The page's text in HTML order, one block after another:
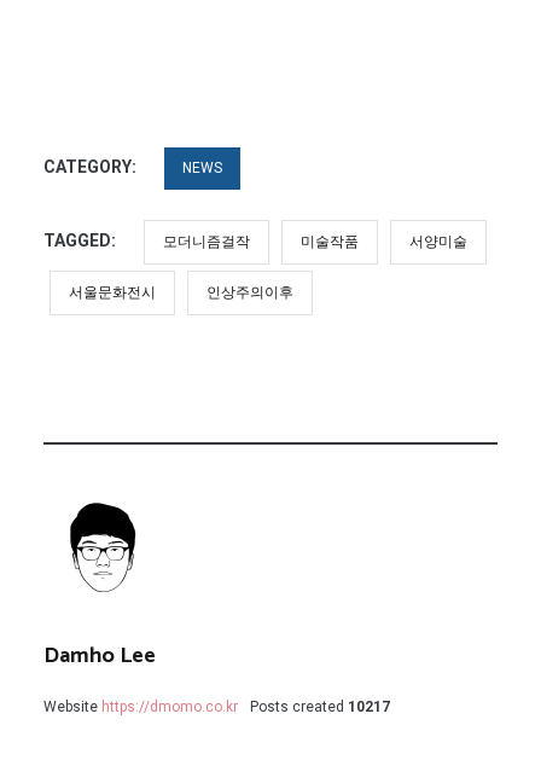
CATEGORY: NEWS
TAGGED: 모더니즘걸작 미술작품 서양미술
서울문화전시 인상주의이후
Damho Lee
Website https://dmomo.co.kr Posts created 10217